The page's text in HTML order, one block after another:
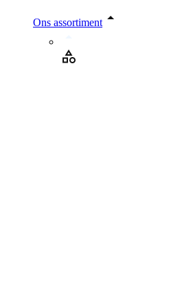
Ons assortiment